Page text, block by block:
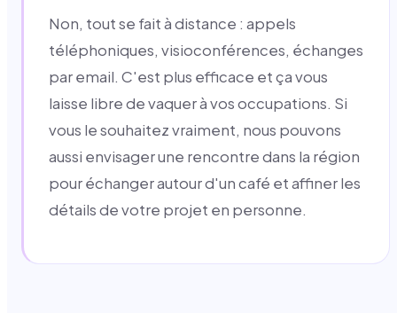
Non, tout se fait à distance : appels
téléphoniques, visioconférences, échanges
par email. C'est plus efficace et ça vous
laisse libre de vaquer à vos occupations. Si
vous le souhaitez vraiment, nous pouvons
aussi envisager une rencontre dans la région
pour échanger autour d'un café et affiner les
détails de votre projet en personne.